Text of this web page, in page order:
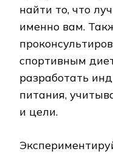
найти то, что
именно вам.
спортивным
разработать
питания,
и цели.